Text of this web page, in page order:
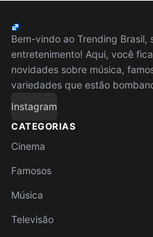
Bem-vindo ao Trending
entretenimento! Aqui, você
novidades sobre música,
variedades que estão
Instagram
CATEGORIAS
Cinema
Famosos
Música
Televisão